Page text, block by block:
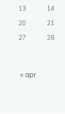
13 14
20 21
27 28
« apr